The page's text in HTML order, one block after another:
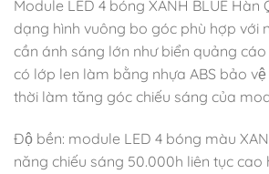
Module LED 4 bóng XANH BLUE Hàn
dạng hình vuông bo góc phù hợp với
cần ánh sáng lớn như biển quảng
có lớp len làm bằng nhựa ABS bảo
thời làm tăng góc chiếu sáng của
Độ bền: module LED 4 bóng màu
năng chiếu sáng 50.000h liên tục